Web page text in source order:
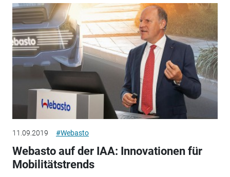
11.09.2019 #Webasto
Webasto auf der IAA: Innovationen für
Mobilitätstrends